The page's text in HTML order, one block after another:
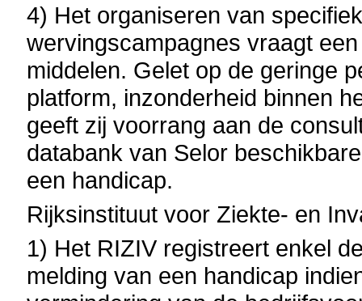
4) Het organiseren van
wervingscampagnes vraagt
middelen. Gelet op de geringe
platform, inzonderheid binnen
geeft zij voorrang aan de
databank van Selor
een handicap.
Rijksinstituut voor Ziekte- en
1) Het RIZIV registreert enkel
melding van een handicap